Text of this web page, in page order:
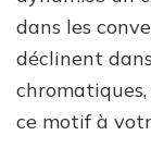
dans les
déclinent
ce motif à